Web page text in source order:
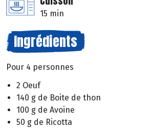
15 min
Ingrédients
Pour 4 personnes
2 Oeuf
140 g de Boite de thon
100 g de Avoine
50 g de Ricotta